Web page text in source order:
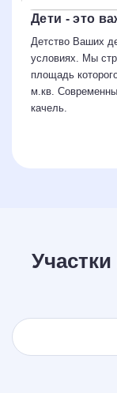
Дети - это
Детство Ваших
условиях. Мы
площадь
м.кв.
качель.